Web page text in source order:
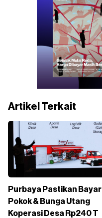
Artikel Terkait
Purbaya Pastikan Bayar
Pokok & Bunga Utang
Koperasi Desa Rp240 T